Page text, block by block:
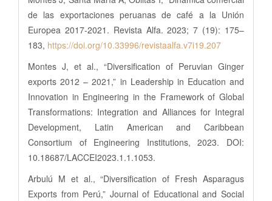
de las exportaciones peruanas de café a la Unión
Europea 2017-2021. Revista Alfa. 2023; 7 (19): 175–
183, https://doi.org/10.33996/revistaalfa.v7i19.207
Montes J, et al., “Diversification of Peruvian Ginger
exports 2012 – 2021,” in Leadership in Education and
Innovation in Engineering in the Framework of Global
Transformations: Integration and Alliances for Integral
Development, Latin American and Caribbean
Consortium of Engineering Institutions, 2023. DOI:
10.18687/LACCEI2023.1.1.1053.
Arbulú M et al., “Diversification of Fresh Asparagus
Exports from Perú,” Journal of Educational and Social